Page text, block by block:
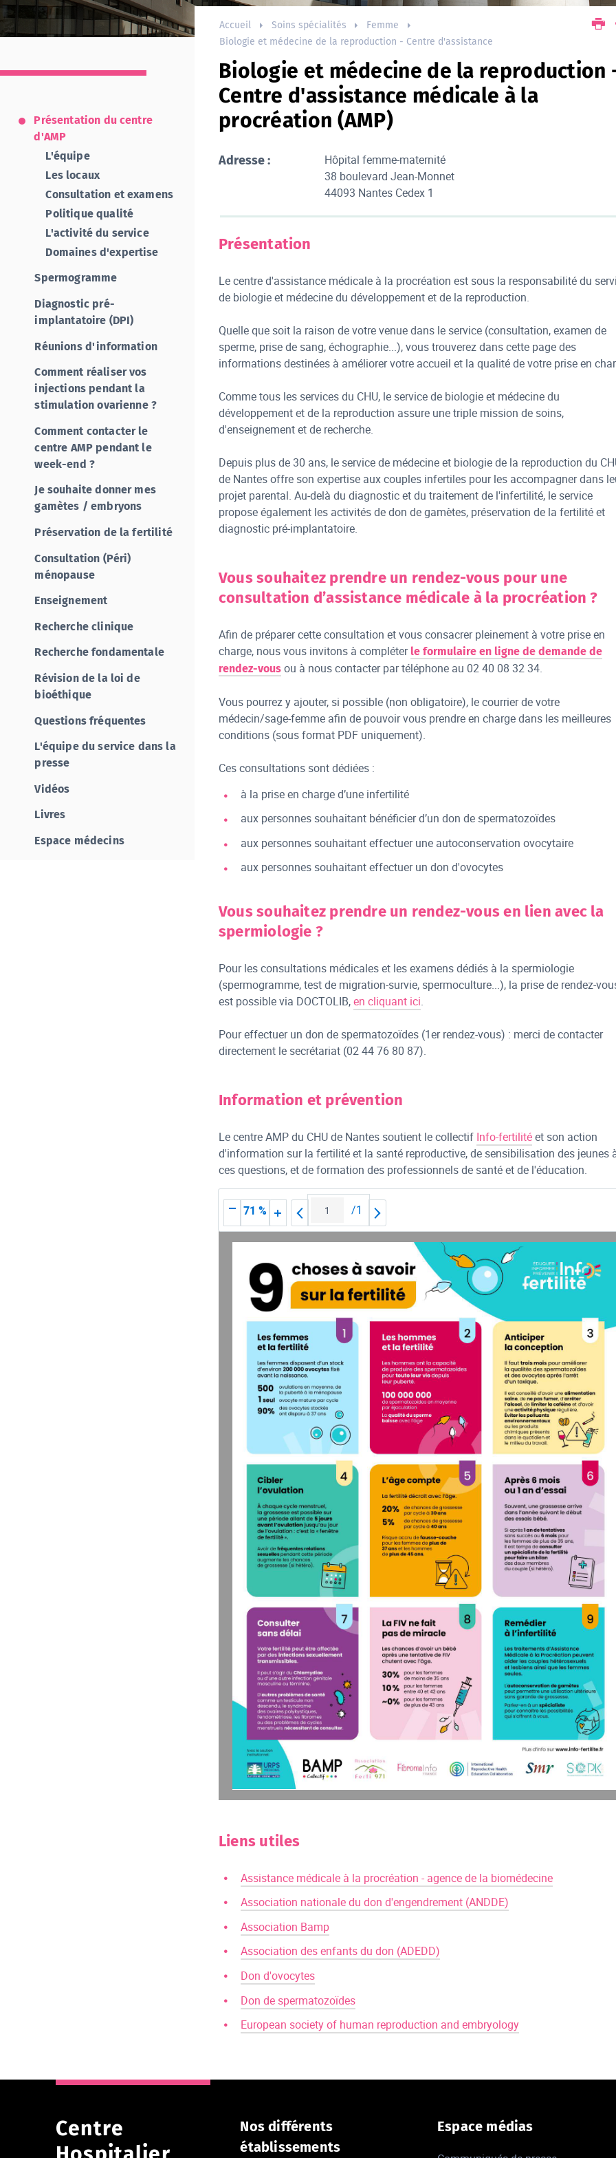
Accueil Soins spécialités
Femme
Biologie et médecine de la reproduction - Centre d'assistance
Biologie et médecine de la reproduction
Centre d'assistance médicale à la
procréation (AMP)
Adresse :
Hôpital femme-maternité
38 boulevard Jean-Monnet
44093 Nantes Cedex 1
Présentation
Le centre d'assistance médicale à la procréation est sous la responsabilité du
de biologie et médecine du développement et de la reproduction.
Quelle que soit la raison de votre venue dans le service (consultation, examen de
sperme, prise de sang, échographie...), vous trouverez dans cette page des
informations destinées à améliorer votre accueil et la qualité de votre prise en
Comme tous les services du CHU, le service de biologie et médecine du
développement et de la reproduction assure une triple mission de soins,
d'enseignement et de recherche.
Depuis plus de 30 ans, le service de médecine et biologie de la reproduction du
de Nantes offre son expertise aux couples infertiles pour les accompagner dans
projet parental. Au-delà du diagnostic et du traitement de l'infertilité, le service
propose également les activités de don de gamètes, préservation de la fertilité et
diagnostic pré-implantatoire.
Vous souhaitez prendre un rendez-vous pour une
consultation d’assistance médicale à la procréation ?
Afin de préparer cette consultation et vous consacrer pleinement à votre prise en
charge, nous vous invitons à compléter le formulaire en ligne de demande de
rendez-vousou à nous contacter par téléphone au 02 40 08 32 34.
Vous pourrez y ajouter, si possible (non obligatoire), le courrier de votre
médecin/sage-femme afin de pouvoir vous prendre en charge dans les meilleures
conditions (sous format PDF uniquement).
Ces consultations sont dédiées :
à la prise en charge d’une infertilité
aux personnes souhaitant bénéficier d’un don de spermatozoïdes
aux personnes souhaitant effectuer une autoconservation ovocytaire
aux personnes souhaitant effectuer un don d'ovocytes
Vous souhaitez prendre un rendez-vous en lien avec la
spermiologie ?
Pour les consultations médicales et les examens dédiés à la spermiologie
(spermogramme, test de migration-survie, spermoculture...), la prise de rendez-
est possible via DOCTOLIB,en cliquant ici.
Pour effectuer un don de spermatozoïdes (1er rendez-vous) : merci de contacter
directement le secrétariat (02 44 76 80 87).
Information et prévention
Le centre AMP du CHU de Nantes soutient le collectif Info-fertilitéet son action
d'information sur la fertilité et la santé reproductive, de sensibilisation des jeunes
ces questions, et de formation des professionnels de santé et de l'éducation.
71 % /1
Liens utiles
Assistance médicale à la procréation - agence de la biomédecine
Association nationale du don d'engendrement (ANDDE)
Association Bamp
Association des enfants du don (ADEDD)
Don d'ovocytes
Don de spermatozoïdes
European society of human reproduction and embryology
Présentation du centre
d'AMP
L'équipe
Les locaux
Consultation et examens
Politique qualité
L'activité du service
Domaines d'expertise
Spermogramme
Diagnostic pré-
implantatoire (DPI)
Réunions d'information
Comment réaliser vos
injections pendant la
stimulation ovarienne ?
Comment contacter le
centre AMP pendant le
week-end ?
Je souhaite donner mes
gamètes / embryons
Préservation de la fertilité
Consultation (Péri)
ménopause
Enseignement
Recherche clinique
Recherche fondamentale
Révision de la loi de
bioéthique
Questions fréquentes
L'équipe du service dans la
presse
Vidéos
Livres
Espace médecins
Centre
Nos différents
établissements
Espace médias